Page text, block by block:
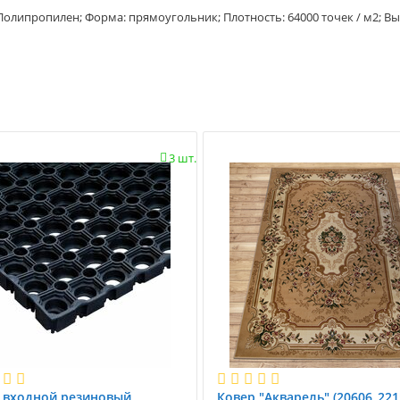
Форма: прямоугольник; Плотность: 64000 точек / м2;
3 шт.
